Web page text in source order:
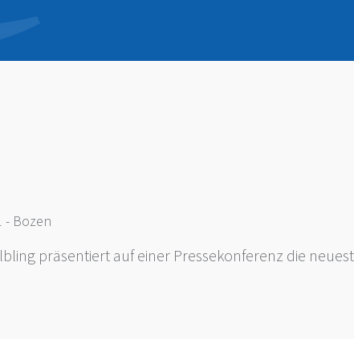
- Bozen
präsentiert auf einer Pressekonferenz die